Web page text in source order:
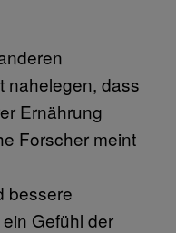
nahelegen, dass
Ernährung
Forscher meint
bessere
Gefühl der